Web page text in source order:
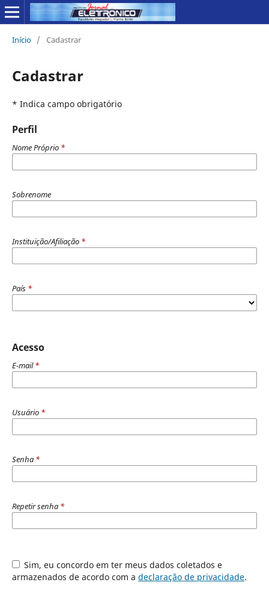
Início / Cadastrar
Cadastrar
* Indica campo obrigatório
Perfil
Nome Próprio *
Sobrenome
Instituição/Afiliação *
País *
Acesso
E-mail*
Usuário *
Senha *
Repetir senha *
Sim, eu concordo em ter meus dados coletados e
armazenados de acordo com a declaração de privacidade.